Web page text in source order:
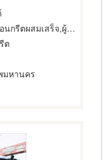
บเหมาตอกและเจาะเสาเข็ม
ต
มหานคร